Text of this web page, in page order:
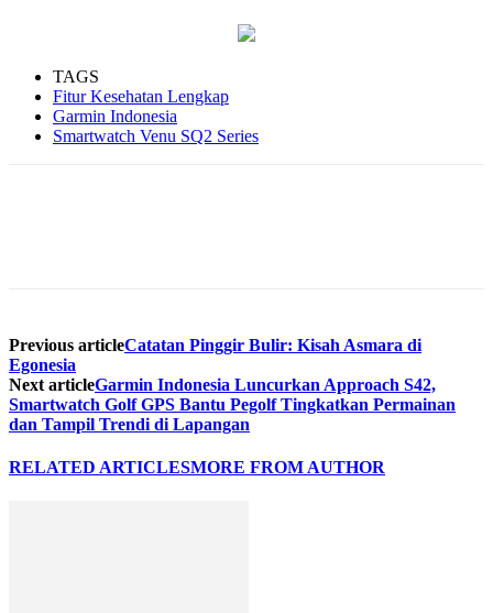
TAGS
Fitur Kesehatan Lengkap
Garmin Indonesia
Smartwatch Venu SQ2 Series
Previous articleCatatan Pinggir Bulir: Kisah Asmara di
Egonesia
Next articleGarmin Indonesia Luncurkan Approach S42,
Smartwatch Golf GPS Bantu Pegolf Tingkatkan Permainan
dan Tampil Trendi di Lapangan
RELATED ARTICLESMORE FROM AUTHOR